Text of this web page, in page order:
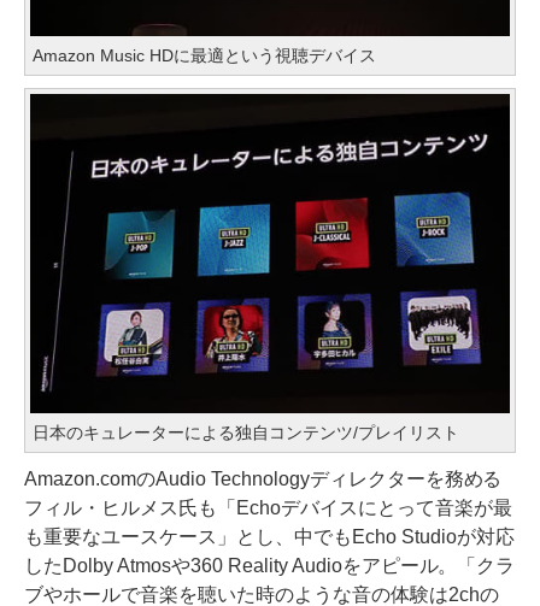
Amazon Music HDに最適という視聴デバイス
日本のキュレーターによる独自コンテンツ/プレイリスト
Amazon.comのAudio Technologyディレクターを務める
フィル・ヒルメス氏も「Echoデバイスにとって音楽が最
も重要なユースケース」とし、中でもEcho Studioが対応
したDolby Atmosや360 Reality Audioをアピール。「クラ
ブやホールで音楽を聴いた時のような音の体験は2chの